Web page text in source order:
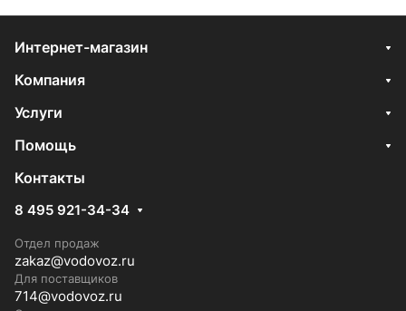
Интернет-магазин
Компания
Услуги
Помощь
Контакты
8 495 921-34-34
Отдел продаж
zakaz@vodovoz.ru
Для поставщиков
714@vodovoz.ru